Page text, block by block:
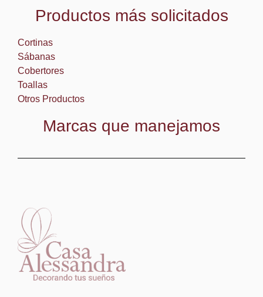
Cortinas
Sábanas
Cobertores
Toallas
Otros Productos
Marcas que manejamos
Productos más solicitados